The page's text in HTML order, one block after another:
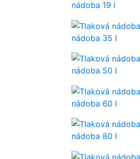
nádoba 19 l
nádoba 35 l
nádoba 50 l
nádoba 60 l
nádoba 80 l